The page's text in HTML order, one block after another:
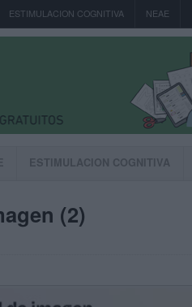
ESTIMULACION COGNITIVA NEAE
ESTIMULACION COGNITIVA
(2)